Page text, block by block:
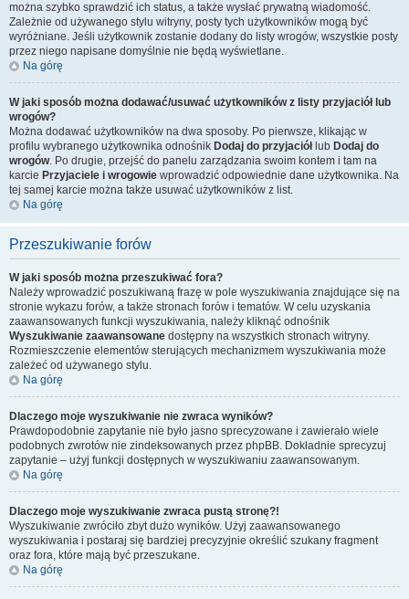
można szybko sprawdzić ich status, a także wysłać prywatną wiadomość.
Zależnie od używanego stylu witryny, posty tych użytkowników mogą być
wyróżniane. Jeśli użytkownik zostanie dodany do listy wrogów, wszystkie posty
przez niego napisane domyślnie nie będą wyświetlane.
Na górę
W jaki sposób można dodawać/usuwać użytkowników z listy przyjaciół lub
wrogów?
Można dodawać użytkowników na dwa sposoby. Po pierwsze, klikając w
profilu wybranego użytkownika odnośnik Dodaj do przyjaciółlub Dodaj do
wrogów. Po drugie, przejść do panelu zarządzania swoim kontem i tam na
karcie Przyjaciele i wrogowie wprowadzić odpowiednie dane użytkownika. Na
tej samej karcie można także usuwać użytkowników z list.
Na górę
Przeszukiwanie forów
W jaki sposób można przeszukiwać fora?
Należy wprowadzić poszukiwaną frazę w pole wyszukiwania znajdujące się na
stronie wykazu forów, a także stronach forów i tematów. W celu uzyskania
zaawansowanych funkcji wyszukiwania, należy kliknąć odnośnik
Wyszukiwanie zaawansowane dostępny na wszystkich stronach witryny.
Rozmieszczenie elementów sterujących mechanizmem wyszukiwania może
zależeć od używanego stylu.
Na górę
Dlaczego moje wyszukiwanie nie zwraca wyników?
Prawdopodobnie zapytanie nie było jasno sprecyzowane i zawierało wiele
podobnych zwrotów nie zindeksowanych przez phpBB. Dokładnie sprecyzuj
zapytanie – użyj funkcji dostępnych w wyszukiwaniu zaawansowanym.
Na górę
Dlaczego moje wyszukiwanie zwraca pustą stronę?!
Wyszukiwanie zwróciło zbyt dużo wyników. Użyj zaawansowanego
wyszukiwania i postaraj się bardziej precyzyjnie określić szukany fragment
oraz fora, które mają być przeszukane.
Na górę